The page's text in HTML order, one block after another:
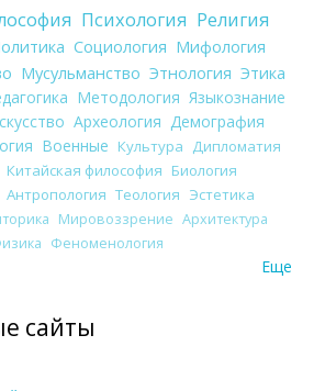
Психология Религия
Социология Мифология
Мусульманство Этнология Этика
Методология Языкознание
Археология Демография
Военные Культура
Дипломатия
Китайская философия Биология
Антропология Теология Эстетика
Мировоззрение Архитектура
Феноменология
Еще
сайты